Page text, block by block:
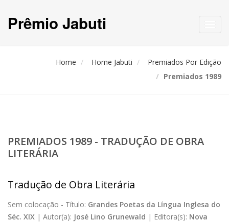
Prêmio Jabuti
Home Home Jabuti
Premiados Por Edição
Premiados 1989
PREMIADOS 1989 - TRADUÇÃO DE OBRA
LITERÁRIA
Tradução de Obra Literária
Sem colocação - Título: Grandes Poetas da Língua Inglesa do
Séc. XIX | Autor(a): José Lino Grunewald | Editora(s): Nova